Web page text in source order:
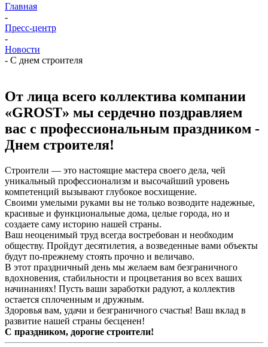
Главная
-
Пресс-центр
-
Новости
- С днем строителя
От лица всего коллектива компании
«GROST» мы сердечно поздравляем
вас с профессиональным праздником -
Днем строителя!
Строители — это настоящие мастера своего дела, чей
уникальный профессионализм и высочайший уровень
компетенций вызывают глубокое восхищение.
Своими умелыми руками вы не только возводите надежные,
красивые и функциональные дома, целые города, но и
создаете саму историю нашей страны.
Ваш неоценимый труд всегда востребован и необходим
обществу. Пройдут десятилетия, а возведенные вами объекты
будут по-прежнему стоять прочно и величаво.
В этот праздничный день мы желаем вам безграничного
вдохновения, стабильности и процветания во всех ваших
начинаниях! Пусть ваши заработки радуют, а коллектив
остается сплоченным и дружным.
Здоровья вам, удачи и безграничного счастья! Ваш вклад в
развитие нашей страны бесценен!
С праздником, дорогие строители!